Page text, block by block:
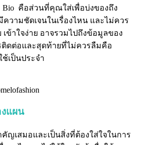
Bio คือส่วนที่คุณใส่เพื่อบ่งของถึง
ความชัดเจนในเรื่องไหน และไม่ควร
เข้าใจง่าย อาจรวมไปถึงข้อมูลของ
ติดต่อและสุดท้ายที่ไม่ควรลืมคือ
ช้เป็นประจำ
แผน
ญเสมอและเป็นสิ่งที่ต้องใส่ใจในการ